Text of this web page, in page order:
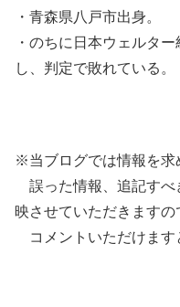
・青森県八戸市出身。
・のちに日本ウェルタ
し、判定で敗れている。
※当ブログでは情報を求
誤った情報、追記すべ
映させていただきますの
コメントいただけます